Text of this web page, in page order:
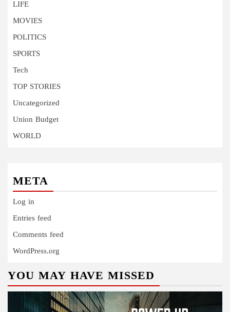
LIFE
MOVIES
POLITICS
SPORTS
Tech
TOP STORIES
Uncategorized
Union Budget
WORLD
META
Log in
Entries feed
Comments feed
WordPress.org
YOU MAY HAVE MISSED